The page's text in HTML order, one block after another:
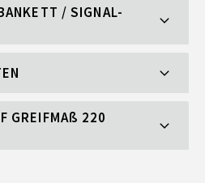
/ SIGNAL-
GREIFMAß 220